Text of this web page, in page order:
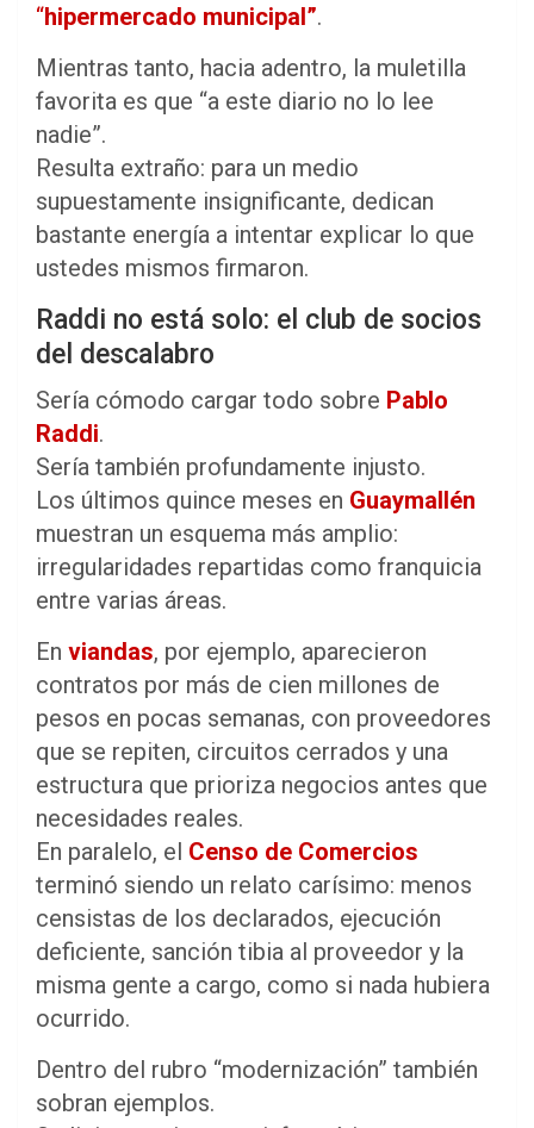
“hipermercado municipal”.
Mientras tanto, hacia adentro, la muletilla
favorita es que “a este diario no lo lee
nadie”.
Resulta extraño: para un medio
supuestamente insignificante, dedican
bastante energía a intentar explicar lo que
ustedes mismos firmaron.
Raddi no está solo: el club de socios
del descalabro
Sería cómodo cargar todo sobre Pablo
Raddi.
Sería también profundamente injusto.
Los últimos quince meses en Guaymallén
muestran un esquema más amplio:
irregularidades repartidas como franquicia
entre varias áreas.
En viandas, por ejemplo, aparecieron
contratos por más de cien millones de
pesos en pocas semanas, con proveedores
que se repiten, circuitos cerrados y una
estructura que prioriza negocios antes que
necesidades reales.
En paralelo, el Censo de Comercios
terminó siendo un relato carísimo: menos
censistas de los declarados, ejecución
deficiente, sanción tibia al proveedor y la
misma gente a cargo, como si nada hubiera
ocurrido.
Dentro del rubro “modernización” también
sobran ejemplos.